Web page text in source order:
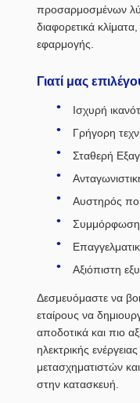
προσαρμοσμένων
διαφορετικά
εφαρμογής.
Γιατί μας
Ισχυρή
Γρήγορη
Σταθερή
Αυστηρός
Συμμόρφωση
Αξιόπιστη
Δεσμευόμαστε να
εταίρους να
αποδοτικά και πιο
ηλεκτρικής
μετασχηματιστών
στην κατασκευή.